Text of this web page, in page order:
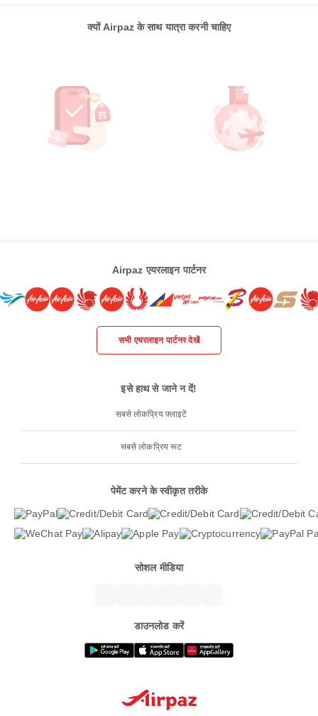
क्यों Airpaz के साथ यात्रा करनी चाहिए
Airpaz एयरलाइन पार्टनर
सभी एयरलाइन पार्टनर देखें
इसे हाथ से जाने न दें!
सबसे लोकप्रिय फ़्लाइटें
सबसे लोकप्रिय रूट
पेमेंट करने के स्वीकृत तरीके
सोशल मीडिया
डाउनलोड करें